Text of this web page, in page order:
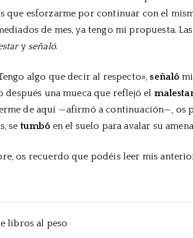
Junio
que esforzarme por continuar con el
de mes, ya tengo mi propuesta.
y señaló.
algo que decir al respecto», señaló
después una mueca que reflejó el
de aquí —afirmó a continuación—, os
se tumbó en el suelo para avalar su
os recuerdo que podéis leer mis
libros al peso